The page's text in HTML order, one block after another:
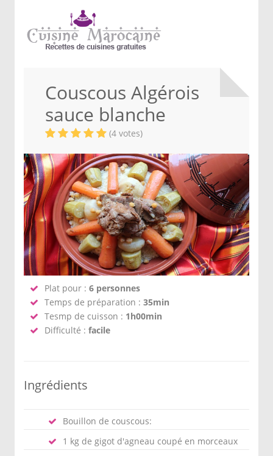
Couscous Algérois
sauce blanche
(4 votes)
Plat pour : 6 personnes
Temps de préparation : 35min
Tesmp de cuisson : 1h00min
Difficulté : facile
Ingrédients
Bouillon de couscous:
1 kg de gigot d'agneau coupé en morceaux